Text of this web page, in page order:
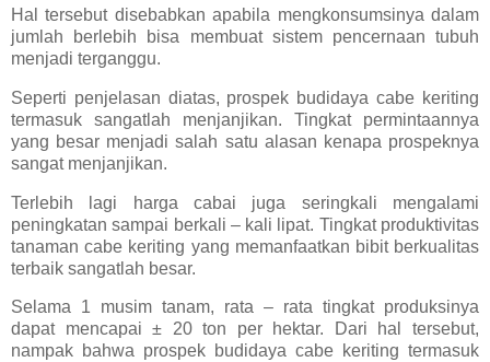
Hal tersebut disebabkan apabila mengkonsumsinya dalam
jumlah berlebih bisa membuat sistem pencernaan tubuh
menjadi terganggu.
Seperti penjelasan diatas, prospek budidaya cabe keriting
termasuk sangatlah menjanjikan. Tingkat permintaannya
yang besar menjadi salah satu alasan kenapa prospeknya
sangat menjanjikan.
Terlebih lagi harga cabai juga seringkali mengalami
peningkatan sampai berkali – kali lipat. Tingkat produktivitas
tanaman cabe keriting yang memanfaatkan bibit berkualitas
terbaik sangatlah besar.
Selama 1 musim tanam, rata – rata tingkat produksinya
dapat mencapai ± 20 ton per hektar. Dari hal tersebut,
nampak bahwa prospek budidaya cabe keriting termasuk